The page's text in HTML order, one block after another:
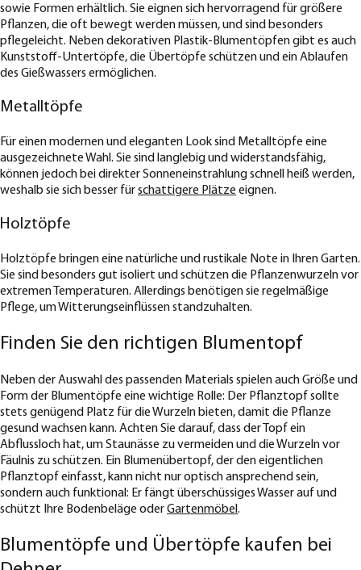
sowie Formen erhältlich. Sie eignen sich hervorragend für größere
Pflanzen, die oft bewegt werden müssen, und sind besonders
pflegeleicht. Neben dekorativen Plastik-Blumentöpfen gibt es auch
Kunststoff-Untertöpfe, die Übertöpfe schützen und ein Ablaufen
des Gießwassers ermöglichen.
Metalltöpfe
Für einen modernen und eleganten Look sind Metalltöpfe eine
ausgezeichnete Wahl. Sie sind langlebig und widerstandsfähig,
können jedoch bei direkter Sonneneinstrahlung schnell heiß werden,
weshalb sie sich besser fürschattigere Plätze eignen.
Holztöpfe
Holztöpfe bringen eine natürliche und rustikale Note in Ihren Garten.
Sie sind besonders gut isoliert und schützen die Pflanzenwurzeln vor
extremen Temperaturen. Allerdings benötigen sie regelmäßige
Pflege, um Witterungseinflüssen standzuhalten.
Finden Sie den richtigen Blumentopf
Neben der Auswahl des passenden Materials spielen auch Größe und
Form der Blumentöpfe eine wichtige Rolle: Der Pflanztopf sollte
stets genügend Platz für die Wurzeln bieten, damit die Pflanze
gesund wachsen kann. Achten Sie darauf, dass der Topf ein
Abflussloch hat, um Staunässe zu vermeiden und die Wurzeln vor
Fäulnis zu schützen. Ein Blumenübertopf, der den eigentlichen
Pflanztopf einfasst, kann nicht nur optisch ansprechend sein,
sondern auch funktional: Er fängt überschüssiges Wasser auf und
schützt Ihre Bodenbeläge oderGartenmöbel .
Blumentöpfe und Übertöpfe kaufen bei